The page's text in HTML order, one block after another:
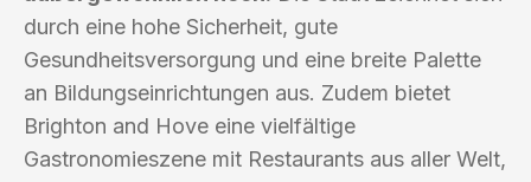
durch eine hohe Sicherheit, gute
Gesundheitsversorgung und eine breite Palette
an Bildungseinrichtungen aus. Zudem bietet
Brighton and Hove eine vielfältige
Gastronomieszene mit Restaurants aus aller Welt,